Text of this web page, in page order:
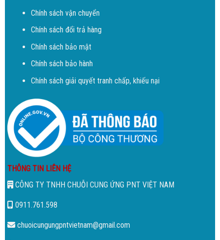
Chính sách vận chuyển
Chính sách đổi trả hàng
Chính sách bảo mật
Chính sách bảo hành
Chính sách giải quyết tranh chấp, khiếu nại
THÔNG TIN LIÊN HỆ
CÔNG TY TNHH CHUỖI CUNG ỨNG PNT VIỆT NAM
0911.761.598
chuoicungungpntvietnam@gmail.com